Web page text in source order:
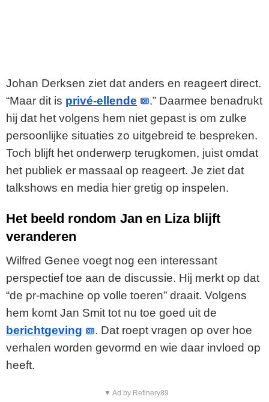
Johan Derksen ziet dat anders en reageert direct.
“Maar dit is privé-ellende
.” Daarmee benadrukt
hij dat het volgens hem niet gepast is om zulke
persoonlijke situaties zo uitgebreid te bespreken.
Toch blijft het onderwerp terugkomen, juist omdat
het publiek er massaal op reageert. Je ziet dat
talkshows en media hier gretig op inspelen.
Het beeld rondom Jan en Liza blijft
veranderen
Wilfred Genee voegt nog een interessant
perspectief toe aan de discussie. Hij merkt op dat
“de pr-machine op volle toeren” draait. Volgens
hem komt Jan Smit tot nu toe goed uit de
berichtgeving
. Dat roept vragen op over hoe
verhalen worden gevormd en wie daar invloed op
heeft.
▼ Ad by Refinery89